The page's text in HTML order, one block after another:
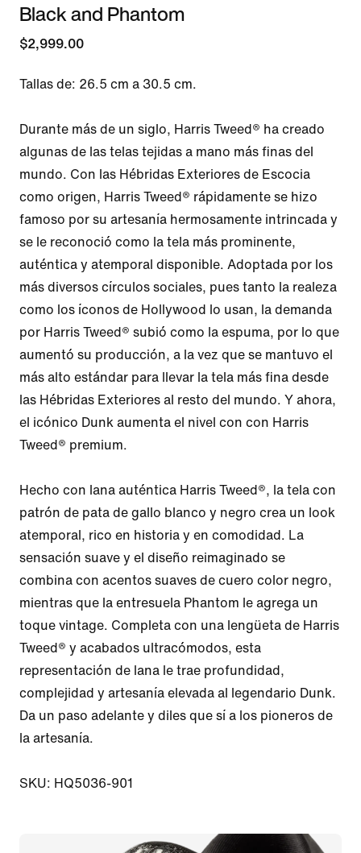
Black and Phantom
$2,999.00
Tallas de: 26.5 cm a 30.5 cm.
Durante más de un siglo, Harris Tweed® ha creado
algunas de las telas tejidas a mano más finas del
mundo. Con las Hébridas Exteriores de Escocia
como origen, Harris Tweed® rápidamente se hizo
famoso por su artesanía hermosamente intrincada y
se le reconoció como la tela más prominente,
auténtica y atemporal disponible. Adoptada por los
más diversos círculos sociales, pues tanto la realeza
como los íconos de Hollywood lo usan, la demanda
por Harris Tweed® subió como la espuma, por lo que
aumentó su producción, a la vez que se mantuvo el
más alto estándar para llevar la tela más fina desde
las Hébridas Exteriores al resto del mundo. Y ahora,
el icónico Dunk aumenta el nivel con con Harris
Tweed® premium.
Hecho con lana auténtica Harris Tweed®, la tela con
patrón de pata de gallo blanco y negro crea un look
atemporal, rico en historia y en comodidad. La
sensación suave y el diseño reimaginado se
combina con acentos suaves de cuero color negro,
mientras que la entresuela Phantom le agrega un
toque vintage. Completa con una lengüeta de Harris
Tweed® y acabados ultracómodos, esta
representación de lana le trae profundidad,
complejidad y artesanía elevada al legendario Dunk.
Da un paso adelante y diles que sí a los pioneros de
la artesanía.
SKU: HQ5036-901